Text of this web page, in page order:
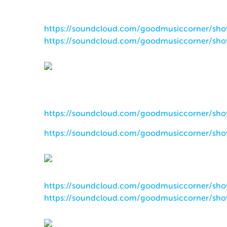
https://soundcloud.com/goodmusiccorner/
https://soundcloud.com/goodmusiccorner/
https://soundcloud.com/goodmusiccorner/
https://soundcloud.com/goodmusiccorner/
https://soundcloud.com/goodmusiccorner/
https://soundcloud.com/goodmusiccorner/